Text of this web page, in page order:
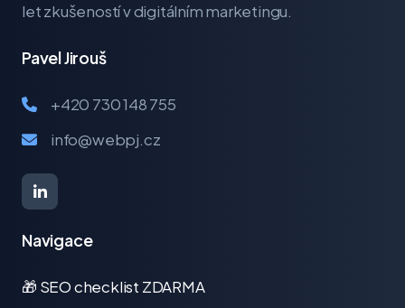
let zkušeností v digitálním marketingu.
Pavel Jirouš
+420 730 148 755
info@webpj.cz
Navigace
🎁 SEO checklist ZDARMA